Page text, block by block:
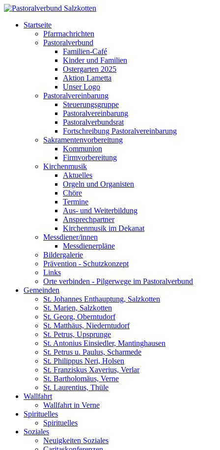
Startseite
Pfarrnachrichten
Pastoralverbund
Familien-Café
Kinder und Familien
Ostergarten 2025
Aktion Lametta
Unser Logo
Pastoralvereinbarung
Steuerungsgruppe
Pastoralvereinbarung
Pastoralverbundsrat
Fortschreibung Pastoralvereinbarung
Sakramentenvorbereitung
Kommunion
Firmvorbereitung
Kirchenmusik
Aktuelles
Orgeln und Organisten
Chöre
Termine
Aus- und Weiterbildung
Ansprechpartner
Kirchenmusik im Dekanat
Messdiener/innen
Messdienerpläne
Bildergalerie
Prävention - Schutzkonzept
Links
Orte verbinden - Pilgerwege im Pastoralverbund
Gemeinden
St. Johannes Enthauptung, Salzkotten
St. Marien, Salzkotten
St. Georg, Oberntudorf
St. Matthäus, Niederntudorf
St. Petrus, Upsprunge
St. Antonius Einsiedler, Mantinghausen
St. Petrus u. Paulus, Scharmede
St. Philippus Neri, Holsen
St. Franziskus Xaverius, Verlar
St. Bartholomäus, Verne
St. Laurentius, Thüle
Wallfahrt
Wallfahrt in Verne
Spirituelles
Spirituelles
Soziales
Neuigkeiten Soziales